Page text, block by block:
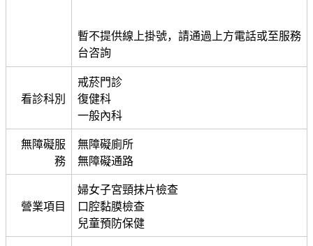
暫不提供線上掛號，請通過上方電話或至服務
台咨詢
看診科別
戒菸門診
復健科
一般內科
無障礙服
務
無障礙廁所
無障礙通路
營業項目
婦女子宮頸抹片檢查
口腔黏膜檢查
兒童預防保健